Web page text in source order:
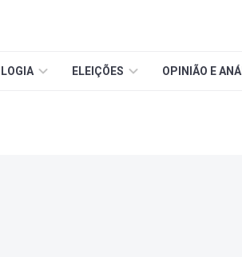
ELEIÇÕES OPINIÃO E